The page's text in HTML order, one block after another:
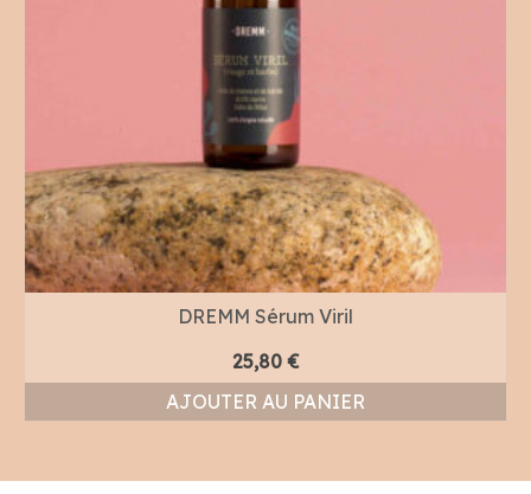
DREMM Sérum Viril
25,80 €
AJOUTER AU PANIER